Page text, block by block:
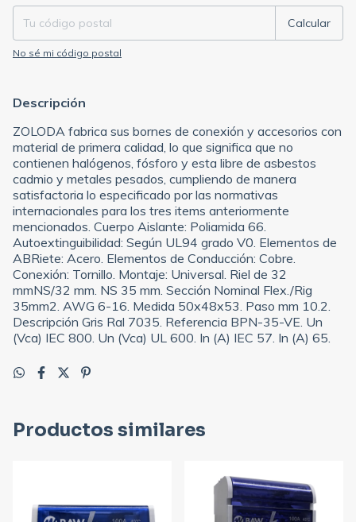
Calcular
No sé mi código postal
Descripción
ZOLODA fabrica sus bornes de conexión y accesorios con
material de primera calidad, lo que significa que no
contienen halógenos, fósforo y esta libre de asbestos
cadmio y metales pesados, cumpliendo de manera
satisfactoria lo especificado por las normativas
internacionales para los tres items anteriormente
mencionados. Cuerpo Aislante: Poliamida 66.
Autoextinguibilidad: Según UL94 grado V0. Elementos de
ABRiete: Acero. Elementos de Conducción: Cobre.
Conexión: Tornillo. Montaje: Universal. Riel de 32
mmNS/32 mm. NS 35 mm. Sección Nominal Flex./Rig
35mm2. AWG 6-16. Medida 50x48x53. Paso mm 10.2.
Descripción Gris Ral 7035. Referencia BPN-35-VE. Un
(Vca) IEC 800. Un (Vca) UL 600. In (A) IEC 57. In (A) 65.
Productos similares